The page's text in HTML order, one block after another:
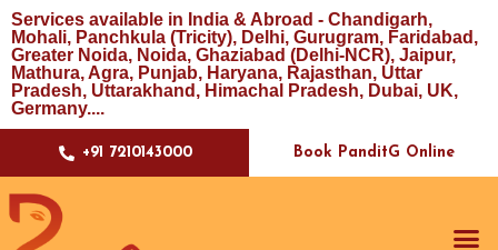
Services available in India & Abroad - Chandigarh,
Mohali, Panchkula (Tricity), Delhi, Gurugram, Faridabad,
Greater Noida, Noida, Ghaziabad (Delhi-NCR), Jaipur,
Mathura, Agra, Punjab, Haryana, Rajasthan, Uttar
Pradesh, Uttarakhand, Himachal Pradesh, Dubai, UK,
Germany....
+91 7210143000 Book PanditG Online